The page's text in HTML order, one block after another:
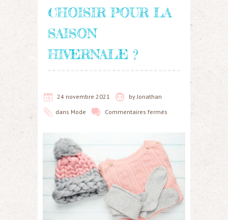
CHOISIR POUR LA
SAISON
HIVERNALE ?
24 novembre 2021 by Jonathan
dans Mode Commentaires fermés